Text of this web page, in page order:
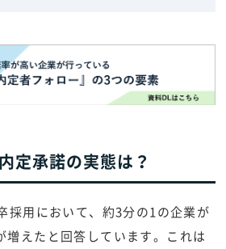
定承諾の実態は？
採用において、約3分の1の企業が
増えたと回答しています。これは